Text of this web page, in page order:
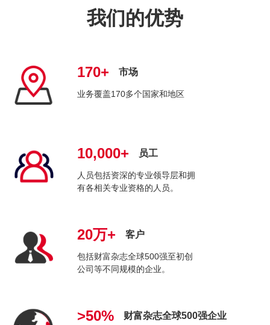
我们的优势
170+ 市场
业务覆盖170多个国家和地区
10,000+ 员工
人员包括资深的专业领导层和拥
有各相关专业资格的人员。
20万+ 客户
包括财富杂志全球500强至初创
公司等不同规模的企业。
>50% 财富杂志全球500强企业